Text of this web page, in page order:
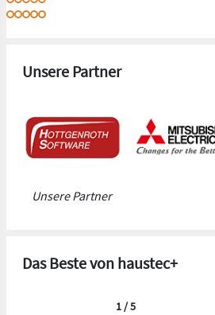
Unsere Partner
Unsere Partner
Das Beste von haustec+
1 / 5